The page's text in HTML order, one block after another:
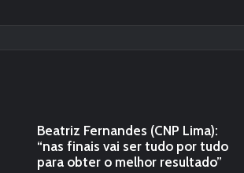
Beatriz Fernandes (CNP Lima):
“nas finais vai ser tudo por tudo
para obter o melhor resultado”